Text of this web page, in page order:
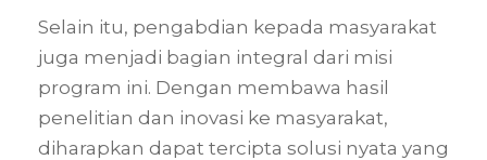
Selain itu, pengabdian kepada masyarakat
juga menjadi bagian integral dari misi
program ini. Dengan membawa hasil
penelitian dan inovasi ke masyarakat,
diharapkan dapat tercipta solusi nyata yang